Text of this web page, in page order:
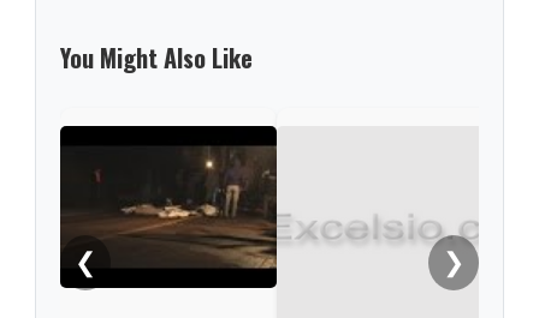
You Might Also Like
❮ ❯